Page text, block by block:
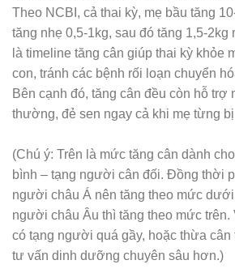
Theo NCBI, cả thai kỳ, mẹ bầu tăng
tăng nhẹ 0,5-1kg, sau đó tăng 1,5-2kg
là timeline tăng cân giúp thai kỳ khỏe
con, tránh các bệnh rối loạn chuyển
Bên cạnh đó, tăng cân đều còn hỗ trợ
thường, đẻ sen ngay cả khi mẹ từng
(Chú ý: Trên là mức tăng cân dành
bình – tạng người cân đối. Đồng thời
người châu Á nên tăng theo mức
người châu Âu thì tăng theo mức
có tạng người quá gầy, hoặc thừa
tư vấn dinh dưỡng chuyên sâu hơn.)